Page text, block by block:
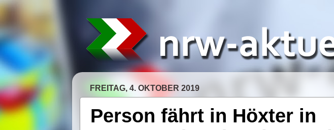
FREITAG, 4. OKTOBER 2019
Person fährt in Höxter in